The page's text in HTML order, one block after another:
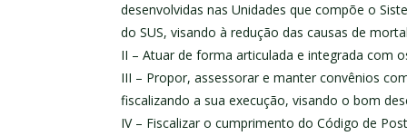
desenvolvidas nas Unidades que compõe o
do SUS, visando à redução das causas de
II – Atuar de forma articulada e integrada com
III – Propor, assessorar e manter convênios
fiscalizando a sua execução, visando o bom
IV – Fiscalizar o cumprimento do Código de